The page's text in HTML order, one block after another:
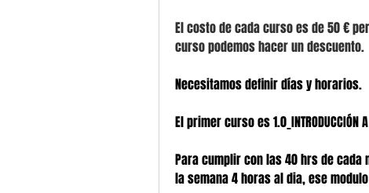
El costo de cada curso es de 50 €
curso podemos hacer un descuento.
Necesitamos definir días y horarios.
El primer curso es 1.0_INTRODUCCIÓN A
Para cumplir con las 40 hrs de
la semana 4 horas al dia, ese